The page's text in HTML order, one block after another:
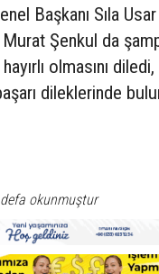
Başkanı Sıla
Murat Şenkul da
olmasını
dileklerinde
okunmuştur